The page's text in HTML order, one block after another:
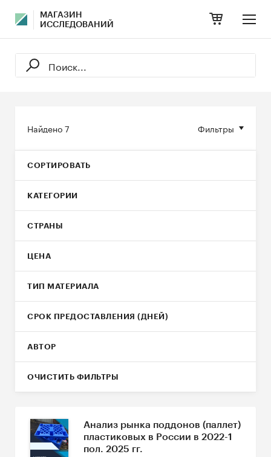
МАГАЗИН
ИССЛЕДОВАНИЙ
Фильтры
Найдено7
СОРТИРОВАТЬ
КАТЕГОРИИ
СТРАНЫ
ЦЕНА
ТИП МАТЕРИАЛА
СРОК ПРЕДОСТАВЛЕНИЯ (ДНЕЙ)
АВТОР
ОЧИСТИТЬ ФИЛЬТРЫ
Анализ рынка поддонов (паллет)
пластиковых в России в 2022-1
пол. 2025 гг.